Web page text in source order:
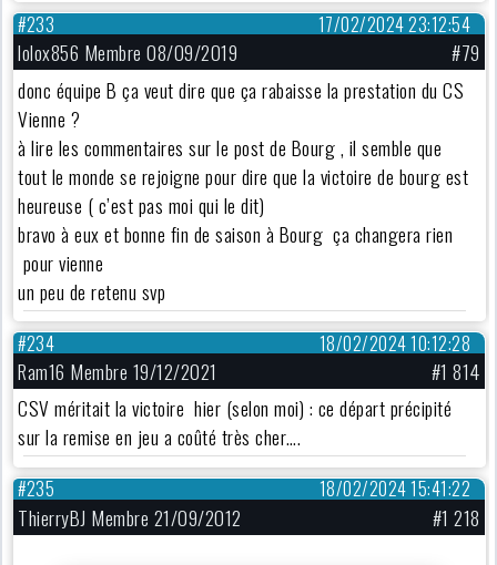
17/02/2024 23:12:54
#233
lolox856 Membre 08/09/2019
#79
donc équipe B ça veut dire que ça rabaisse la prestation du CS
Vienne ?
à lire les commentaires sur le post de Bourg , il semble que
tout le monde se rejoigne pour dire que la victoire de bourg est
heureuse ( c’est pas moi qui le dit)
bravo à eux et bonne fin de saison à Bourg ça changera rien
pour vienne
un peu de retenu svp
18/02/2024 10:12:28
#234
Ram16 Membre 19/12/2021
#1 814
CSV méritait la victoire hier (selon moi) : ce départ précipité
sur la remise en jeu a coûté très cher….
18/02/2024 15:41:22
#235
ThierryBJ Membre 21/09/2012 #1 218